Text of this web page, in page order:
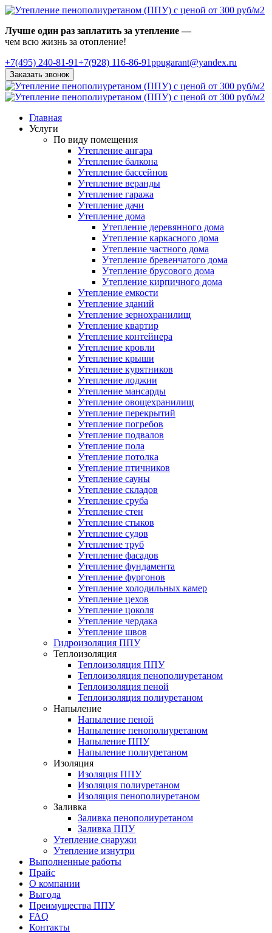
Лучше один раз заплатить за утепление —
чем всю жизнь за отопление!
+7(495) 240-81-91+7(928) 116-86-91ppugarant@yandex.ru
Заказать звонок
Главная
Услуги
По виду помещения
Утепление ангара
Утепление балкона
Утепление бассейнов
Утепление веранды
Утепление гаража
Утепление дачи
Утепление дома
Утепление деревянного дома
Утепление каркасного дома
Утепление частного дома
Утепление бревенчатого дома
Утепление брусового дома
Утепление кирпичного дома
Утепление емкости
Утепление зданий
Утепление зернохранилищ
Утепление квартир
Утепление контейнера
Утепление кровли
Утепление крыши
Утепление курятников
Утепление лоджии
Утепление мансарды
Утепление овощехранилищ
Утепление перекрытий
Утепление погребов
Утепление подвалов
Утепление пола
Утепление потолка
Утепление птичников
Утепление сауны
Утепление складов
Утепление сруба
Утепление стен
Утепление стыков
Утепление судов
Утепление труб
Утепление фасадов
Утепление фундамента
Утепление фургонов
Утепление холодильных камер
Утепление цехов
Утепление цоколя
Утепление чердака
Утепление швов
Гидроизоляция ППУ
Теплоизоляция
Теплоизоляция ППУ
Теплоизоляция пенополиуретаном
Теплоизоляция пеной
Теплоизоляция полиуретаном
Напыление
Напыление пеной
Напыление пенополиуретаном
Напыление ППУ
Напыление полиуретаном
Изоляция
Изоляция ППУ
Изоляция полиуретаном
Изоляция пенополиуретаном
Заливка
Заливка пенополиуретаном
Заливка ППУ
Утепление снаружи
Утепление изнутри
Выполненные работы
Прайс
О компании
Выгода
Преимущества ППУ
FAQ
Контакты